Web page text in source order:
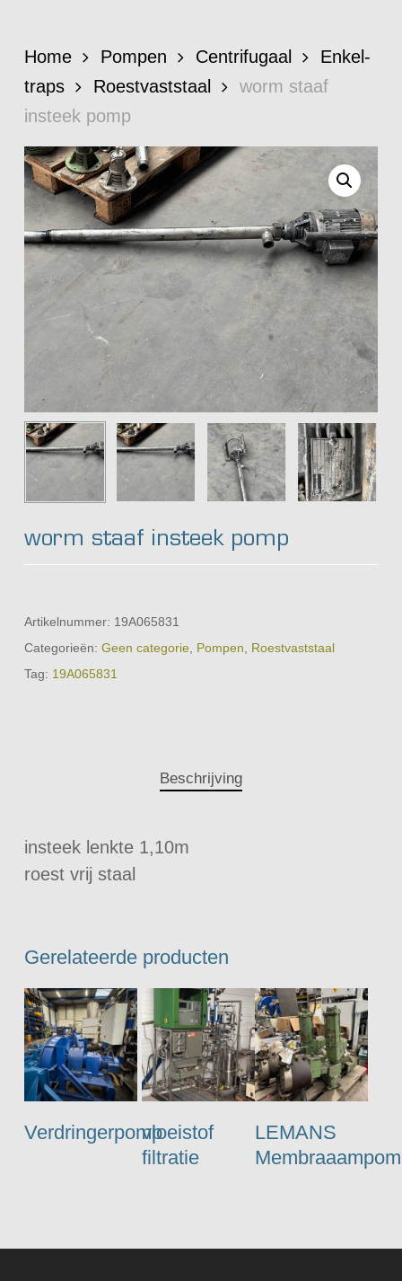
Home Pompen Centrifugaal
Enkel-
traps
Roestvaststaal
worm staaf
insteek pomp
worm staaf insteek pomp
Artikelnummer: 19A065831
Categorieën: Geen categorie, Pompen
Roestvaststaal
Tag: 19A065831
Beschrijving
insteek lenkte 1,10m
roest vrij staal
Gerelateerde producten
Verdringerpompvloeistof
filtratie
LEMANS